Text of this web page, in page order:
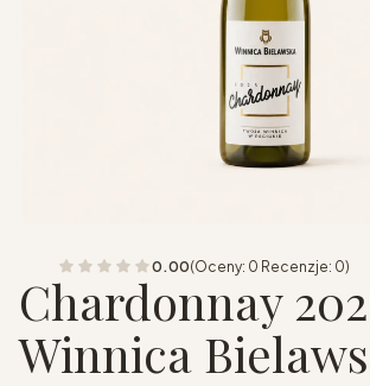
0.00(Oceny: 0 Recenzje: 0)
Chardonnay
Winnica